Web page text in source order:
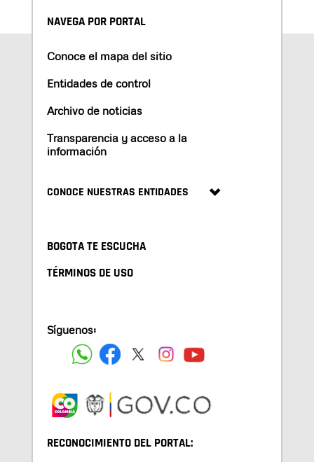
NAVEGA POR PORTAL
Conoce el mapa del sitio
Entidades de control
Archivo de noticias
Transparencia y acceso a la
información
CONOCE NUESTRAS ENTIDADES
BOGOTA TE ESCUCHA
TÉRMINOS DE USO
Síguenos:
RECONOCIMIENTO DEL PORTAL: